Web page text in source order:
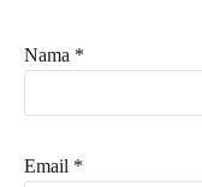
Nama *
Email *